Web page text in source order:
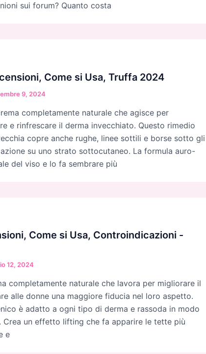
sui forum? Quanto costa
Come si Usa, Truffa 2024
9, 2024
completamente naturale che agisce per
e rinfrescare il derma invecchiato. Questo rimedio
copre anche rughe, linee sottili e borse sotto gli
su uno strato sottocutaneo. La formula auro-
del viso e lo fa sembrare più
Come si Usa, Controindicazioni -
12, 2024
completamente naturale che lavora per migliorare il
alle donne una maggiore fiducia nel loro aspetto.
è adatto a ogni tipo di derma e rassoda in modo
un effetto lifting che fa apparire le tette più
e